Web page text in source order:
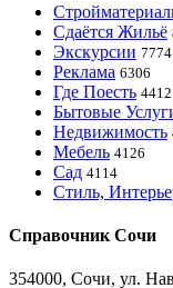
Сдаётся Жильё
Экскурсии 7774
Реклама 6306
Где Поесть 4412
Бытовые
Недвижимость
Мебель 4126
Сад 4114
Стиль,
Справочник Сочи
354000, Сочи, ул.